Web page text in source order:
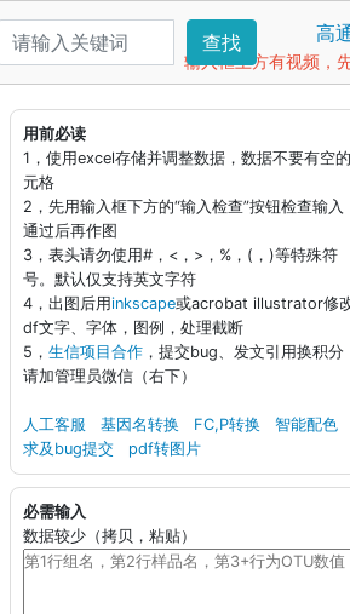
查找 高
输入框上方有视频，
用前必读
1，使用excel存储并调整数据，数据不要有空
元格
2，先用输入框下方的“输入检查”按钮检查输入
通过后再作图
3，表头请勿使用#，<，>，%，(，)等特殊符
号。默认仅支持英文字符
4，出图后用inkscape或acrobat illustrator修
df文字、字体，图例，处理截断
5， 生信项目合作 ，提交bug、发文引用换积分
请加管理员微信（右下）
人工客服 基因名转换 FC,P转换
智能配色
求及bug提交
pdf转图片
必需输入
数据较少（拷贝，粘贴）